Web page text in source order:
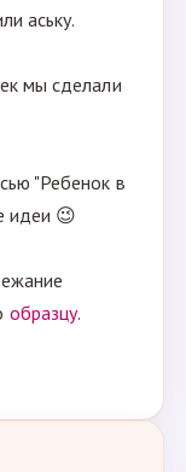
аську.
мы сделали
"Ребенок в
идеи 😉
образцу.